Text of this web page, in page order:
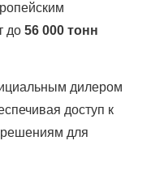
до 56 000 тонн
дилером
доступ к
для